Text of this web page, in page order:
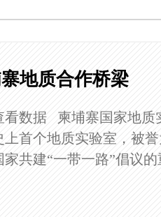
地质合作桥梁
看数据 柬埔寨国家地质
首个地质实验室，被
共建“一带一路”倡议